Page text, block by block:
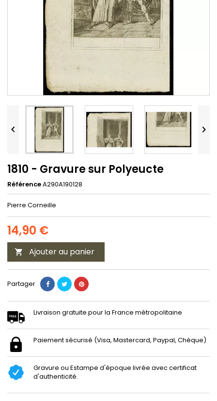
 
1810 - Gravure sur Polyeucte
RéférenceA290A190128
Pierre Corneille
14,90 €
 Ajouter au panier
Partager
Livraison gratuite pour la France métropolitaine
Paiement sécurisé (Visa, Mastercard, Paypal, Chèque)
Gravure ou Estampe d'époque livrée avec certificat
d'authenticité.